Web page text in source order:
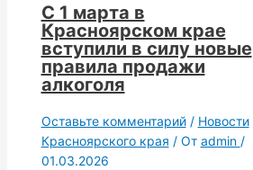
С 1 марта в
Красноярском крае
вступили в силу новые
правила продажи
алкоголя
Оставьте комментарий / Новости
Красноярского края / От admin /
01.03.2026